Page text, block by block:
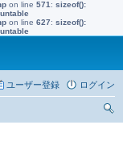
on line 571 : sizeof():
on line 627: sizeof():
ログイン
ユーザー登録